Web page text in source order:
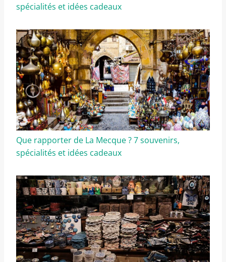
spécialités et idées cadeaux
Que rapporter de La Mecque ? 7 souvenirs,
spécialités et idées cadeaux